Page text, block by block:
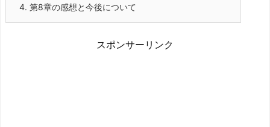
4. 第8章の感想と今後について
スポンサーリンク